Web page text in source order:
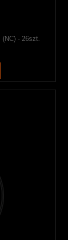
(NC) - 26szt.